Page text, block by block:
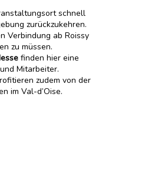
schnell
zurückzukehren.
Verbindung ab Roissy
zu müssen.
finden hier eine
Mitarbeiter.
zudem von der
im Val-d’Oise.